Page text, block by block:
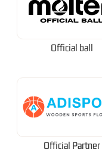
Official ball
Official Partner